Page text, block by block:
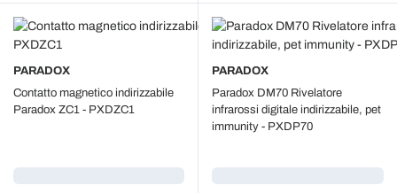
PARADOX
Contatto magnetico indirizzabile
Paradox ZC1 - PXDZC1
PARADOX
Paradox DM70 Rivelatore
infrarossi digitale indirizzabile, pet
immunity - PXDP70